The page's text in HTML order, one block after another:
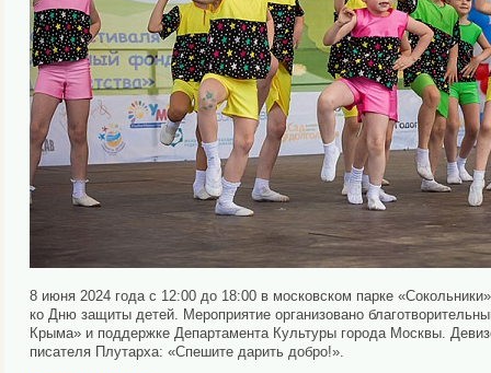
8 июня 2024 года c 12:00 до 18:00 в московском парке
ко Дню защиты детей. Мероприятие организовано
Крыма» и поддержке Департамента Культуры города Москвы.
писателя Плутарха: «Спешите дарить добро!».